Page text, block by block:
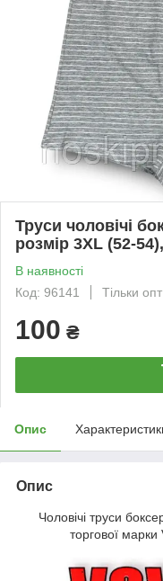
Труси чоловічі
розмір 3XL (52-
В наявності
Код: 96141
Тільки опт
100 ₴
Опис
Опис
Чоловічі труси
торгової